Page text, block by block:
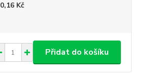
0,16 Kč
Přidat do košíku